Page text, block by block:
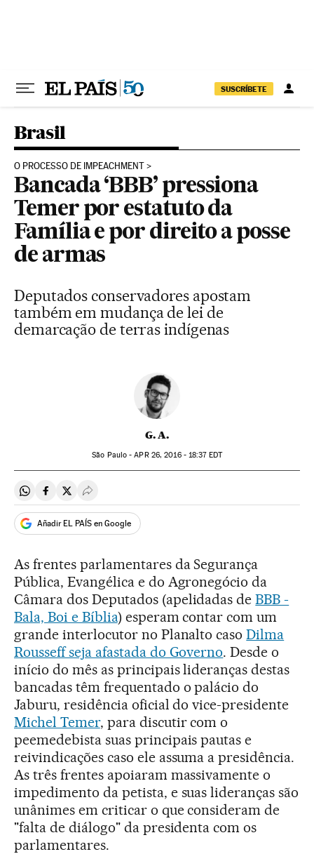
SUSCRÍBETE
Brasil
O PROCESSO DE IMPEACHMENT
Bancada ‘BBB’ pressiona
Temer por estatuto da
Família e por direito a posse
de armas
Deputados conservadores apostam
também em mudança de lei de
demarcação de terras indígenas
G. A.
São Paulo -APR26, 2016 - 18:37EDT
Compartir en Whatsapp
Compartir en Facebook
Compartir en Twitter
Desplegar Redes Sociales
Añadir EL PAÍS en Google
As frentes parlamentares da Segurança
Pública, Evangélica e do Agronegócio da
Câmara dos Deputados (apelidadas deBBB -
Bala, Boi e Bíblia) esperam contar com um
grande interlocutor no Planalto casoDilma
Rousseff seja afastada do Governo. Desde o
início do mês as principais lideranças destas
bancadas têm frequentado o palácio do
Jaburu, residência oficial do vice-presidente
Michel Temer, para discutir com o
peemedebista suas principais pautas e
reivindicações caso ele assuma a presidência.
As três frentes apoiaram massivamente o
impedimento da petista, e suas lideranças são
unânimes em criticar o que consideram de
"falta de diálogo" da presidenta com os
parlamentares.